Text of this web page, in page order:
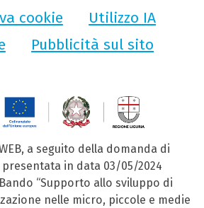
cookie
Utilizzo IA
Pubblicità sul sito
WEB, a seguito della domanda di
in data 03/05/2024
“Supporto allo sviluppo di
nelle micro, piccole e medie